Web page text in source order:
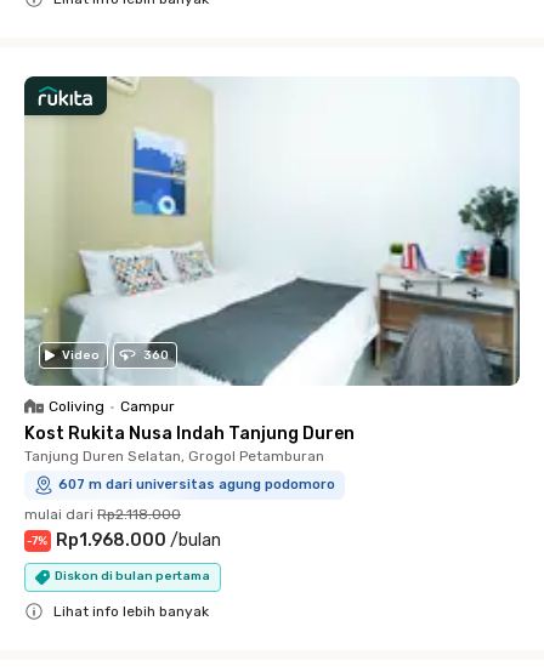
Video 360
Coliving • Campur
Kost Rukita Nusa Indah Tanjung Duren
Tanjung Duren Selatan, Grogol Petamburan
607 m dari universitas agung podomoro
mulai dari Rp2.118.000
-7% Rp1.968.000 /bulan
Diskon di bulan pertama
Lihat info lebih banyak